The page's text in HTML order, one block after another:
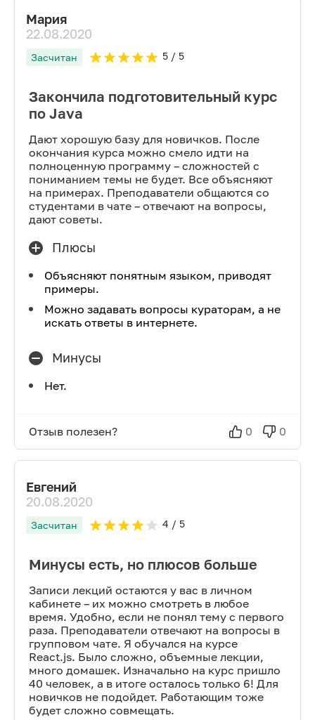
Мария
22.08.2020
Засчитан 5/ 5
Закончила подготовительный курс
по Java
Дают хорошую базу для новичков. После
окончания курса можно смело идти на
полноценную программу – сложностей с
пониманием темы не будет. Все объясняют
на примерах. Преподаватели общаются со
студентами в чате – отвечают на вопросы,
дают советы.
Плюсы
Объясняют понятным языком, приводят
примеры.
Можно задавать вопросы кураторам, а не
искать ответы в интернете.
Минусы
Нет.
Отзыв полезен? 0 0
Евгений
20.08.2020
Засчитан 4 / 5
Минусы есть, но плюсов больше
Записи лекций остаются у вас в личном
кабинете – их можно смотреть в любое
время. Удобно, если не понял тему с первого
раза. Преподаватели отвечают на вопросы в
групповом чате. Я обучался на курсе
React.js. Было сложно, объемные лекции,
много домашек. Изначально на курс пришло
40 человек, а в итоге осталось только 6! Для
новичков не подойдет. Работающим тоже
будет сложно совмещать.